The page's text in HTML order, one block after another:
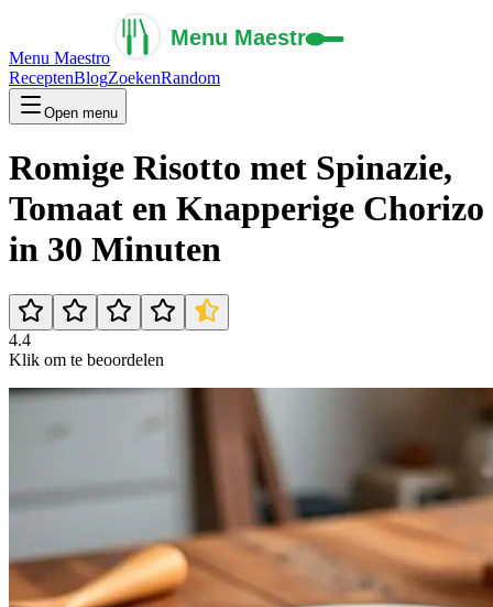
Menu Maestro
ReceptenBlogZoekenRandom
Open menu
Romige Risotto met Spinazie,
Tomaat en Knapperige Chorizo
in 30 Minuten
4.4
Klik om te beoordelen